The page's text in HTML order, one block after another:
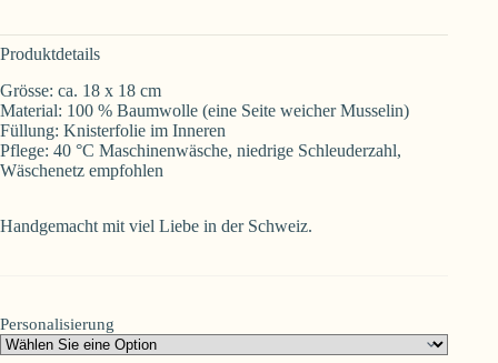
Produktdetails
Grösse: ca. 18 x 18 cm
Material: 100 % Baumwolle (eine Seite weicher Musselin)
Füllung: Knisterfolie im Inneren
Pflege: 40 °C Maschinenwäsche, niedrige Schleuderzahl,
Wäschenetz empfohlen
Handgemacht mit viel Liebe in der Schweiz.
Personalisierung